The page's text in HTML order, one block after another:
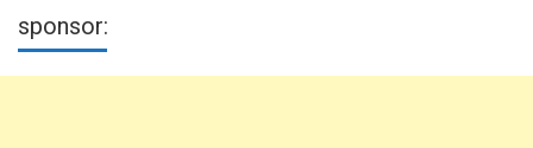
sponsor: